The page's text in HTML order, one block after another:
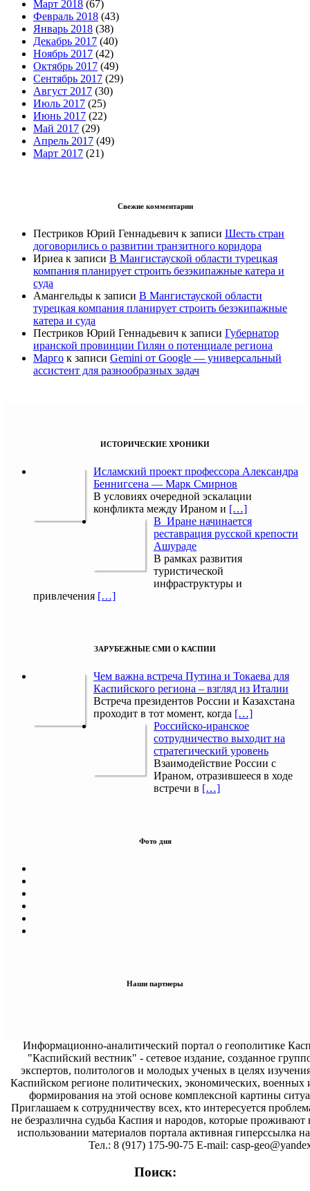
Март 2018 (67)
Февраль 2018 (43)
Январь 2018 (38)
Декабрь 2017 (40)
Ноябрь 2017 (42)
Октябрь 2017 (49)
Сентябрь 2017 (29)
Август 2017 (30)
Июль 2017 (25)
Июнь 2017 (22)
Май 2017 (29)
Апрель 2017 (49)
Март 2017 (21)
Свежие комментарии
Пестриков Юрий Геннадьевич к записи Шесть стран
договорились о развитии транзитного коридора
Ириеа к записи В Мангистауской области турецкая
компания планирует строить безэкипажные катера и
суда
Амангельды к записи В Мангистауской области
турецкая компания планирует строить безэкипажные
катера и суда
Пестриков Юрий Геннадьевич к записи Губернатор
иранской провинции Гилян о потенциале региона
Марго к записи Gemini от Google — универсальный
ассистент для разнообразных задач
ИСТОРИЧЕСКИЕ ХРОНИКИ
Исламский проект профессора Александра
Беннигсена — Марк Смирнов
В условиях очередной эскалации
конфликта между Ираном и […]
В Иране начинается
реставрация русской крепости
Ашураде
В рамках развития
туристической
инфраструктуры и
привлечения […]
ЗАРУБЕЖНЫЕ СМИ О КАСПИИ
Чем важна встреча Путина и Токаева для
Каспийского региона – взгляд из Италии
Встреча президентов России и Казахстана
проходит в тот момент, когда […]
Российско-иранское
сотрудничество выходит на
стратегический уровень
Взаимодействие России с
Ираном, отразившееся в ходе
встречи в […]
Фото дня
Наши партнеры
Информационно-аналитический портал о геополитике
"Каспийский вестник" - сетевое издание, созданное
экспертов, политологов и молодых ученых в целях
Каспийском регионе политических, экономических, военных
формирования на этой основе комплексной картины
Приглашаем к сотрудничеству всех, кто интересуется
не безразлична судьба Каспия и народов, которые проживают
использовании материалов портала активная гиперссылка на
Тел.: 8 (917) 175-90-75 E-mail: casp-
Поиск: